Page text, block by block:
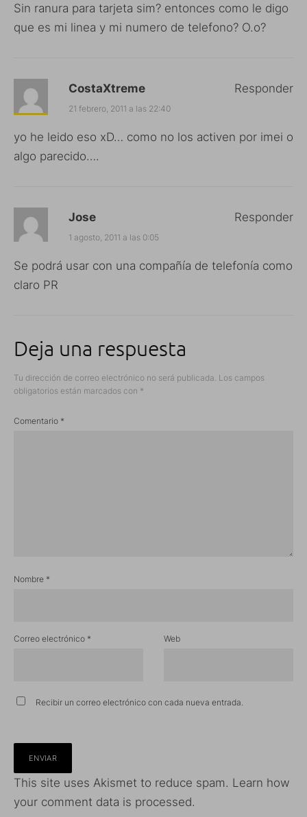
Sin ranura para tarjeta sim? entonces como le digo
que es mi linea y mi numero de telefono? O.o?
CostaXtreme
21 febrero, 2011 a las 22:40
yo he leido eso xD… como no los activen por imei o
algo parecido….
Responder
Jose
1 agosto, 2011 a las 0:05
Se podrá usar con una compañía de telefonía como
claro PR
Responder
Deja una respuesta
Tu dirección de correo electrónico no será publicada. Los campos
obligatorios están marcados con *
Comentario *
Nombre *
Correo electrónico * Web
Recibir un correo electrónico con cada nueva entrada.
This site uses Akismet to reduce spam. Learn how
your comment data is processed.